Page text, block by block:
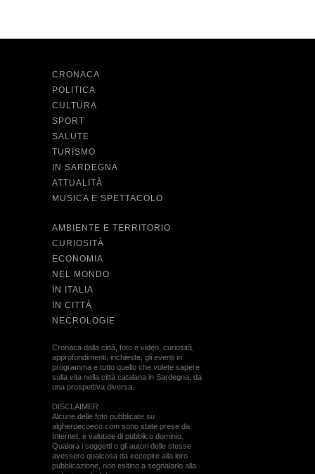
CRONACA
POLITICA
CULTURA
SPORT
SALUTE
TURISMO
IN SARDEGNA
ATTUALITÀ
MUSICA E SPETTACOLO
AMBIENTE E TERRITORIO
CURIOSITÀ
ECONOMIA
NEL MONDO
IN ITALIA
IN CITTÀ
NECROLOGIE
Cronaca dalla città, foto e video, curiosità,
approfondimenti, inchieste, gli eventi in
programma e tutto quello che volete sapere
sulla vita nella città catalana in Sardegna, da
una prospettiva diversa.
DISCLAIMER
Alcune delle foto pubblicate su
algheroecoeco.com sono state prese da
Internet, e valutate di pubblico dominio.
Qualora i soggetti o gli autori delle stesse
avessero qualcosa da eccepire alla loro
pubblicazione, non esitino a segnalarlo alla